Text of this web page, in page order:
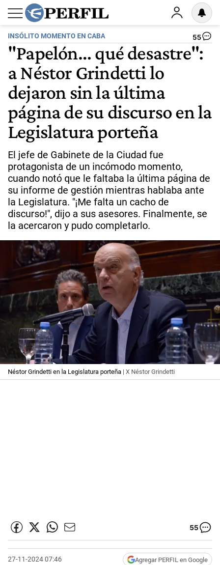
INSÓLITO MOMENTO EN CABA 55
"Papelón... qué desastre":
a Néstor Grindetti lo
dejaron sin la última
página de su discurso en la
Legislatura porteña
El jefe de Gabinete de la Ciudad fue
protagonista de un incómodo momento,
cuando notó que le faltaba la última página de
su informe de gestión mientras hablaba ante
la Legislatura. "¡Me falta un cacho de
discurso!", dijo a sus asesores. Finalmente, se
la acercaron y pudo completarlo.
Néstor Grindetti en la Legislatura porteña | X Néstor Grindetti
55
27-11-2024 07:46 Agregar PERFIL en Google